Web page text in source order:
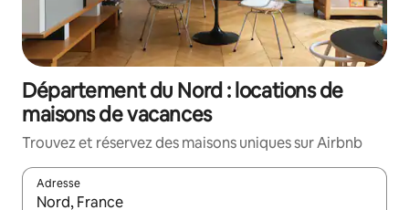
Département du Nord : locations de
maisons de vacances
Trouvez et réservez des maisons uniques sur Airbnb
Adresse
Lorsque les résultats s'affichent, utilisez les flèches vers le